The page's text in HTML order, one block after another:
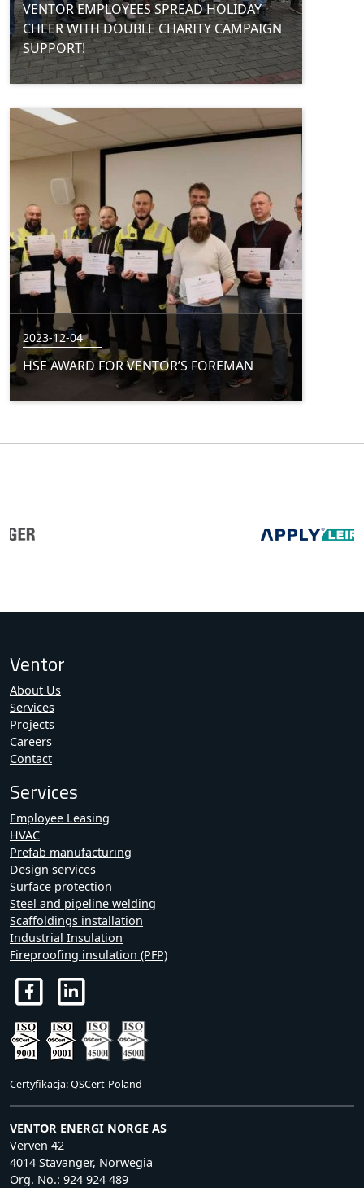
VENTOR EMPLOYEES SPREAD HOLIDAY
CHEER WITH DOUBLE CHARITY CAMPAIGN
SUPPORT!
2023-12-04
HSE AWARD FOR VENTOR’S FOREMAN
Ventor
About Us
Services
Projects
Careers
Contact
Services
Employee Leasing
HVAC
Prefab manufacturing
Design services
Surface protection
Steel and pipeline welding
Scaffoldings installation
Industrial Insulation
Fireproofing insulation (PFP)
Certyfikacja:QSCert-Poland
VENTOR ENERGI NORGE AS
Verven 42
4014 Stavanger, Norwegia
Org. No.: 924 924 489